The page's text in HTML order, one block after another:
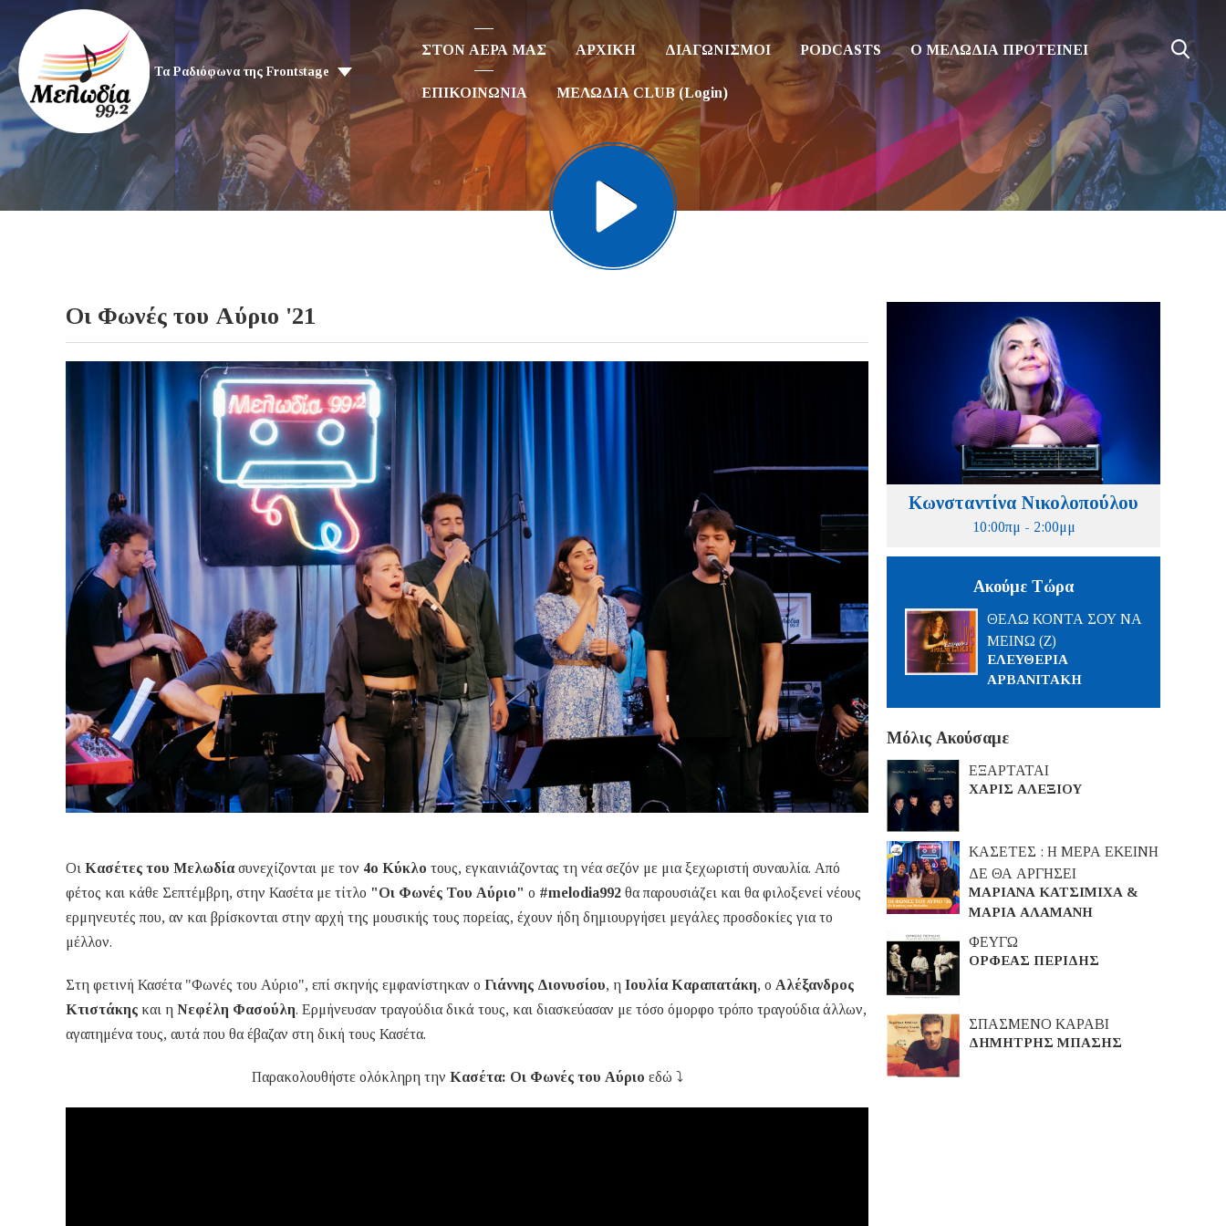
Τα Ραδιόφωνα της Frontstage
ΣΤΟΝ ΑΕΡΑ ΜΑΣ ΑΡΧΙΚΗ ΔΙΑΓΩΝΙΣΜΟΙ PODCASTS Ο ΜΕΛΩΔΙΑ ΠΡΟΤΕΙΝΕΙ
ΕΠΙΚΟΙΝΩΝΙΑ ΜΕΛΩΔΙΑ CLUB (Login)
Οι Φωνές του Αύριο '21
Οι Κασέτες του Μελωδία συνεχίζονται με τον 4ο Κύκλο τους, εγκαινιάζοντας τη νέα σεζόν με μια ξεχωριστή συναυλία. Από
φέτος και κάθε Σεπτέμβρη, στην Κασέτα με τίτλο "Οι Φωνές Του Αύριο" ο #melodia992 θα παρουσιάζει και θα φιλοξενεί νέους
ερμηνευτές που, αν και βρίσκονται στην αρχή της μουσικής τους πορείας, έχουν ήδη δημιουργήσει μεγάλες προσδοκίες για το
μέλλον.
Στη φετινή Κασέτα "Φωνές του Αύριο", επί σκηνής εμφανίστηκαν ο Γιάννης Διονυσίου, η Ιουλία Καραπατάκη, ο Αλέξανδρος
Κτιστάκης και η Νεφέλη Φασούλη. Ερμήνευσαν τραγούδια δικά τους, και διασκεύασαν με τόσο όμορφο τρόπο τραγούδια άλλων,
αγαπημένα τους, αυτά που θα έβαζαν στη δική τους Κασέτα.
Παρακολουθήστε ολόκληρη την Κασέτα: Οι Φωνές του Αύριο εδώ ⤵
Κωνσταντίνα Νικολοπούλου
10:00πμ - 2:00μμ
Ακούμε Τώρα
ΘΕΛΩ ΚΟΝΤΑ ΣΟΥ ΝΑ
ΜΕΙΝΩ (Ζ)
ΕΛΕΥΘΕΡΙΑ
ΑΡΒΑΝΙΤΑΚΗ
Μόλις Ακούσαμε
ΕΞΑΡΤΑΤΑΙ
ΧΑΡΙΣ ΑΛΕΞΙΟΥ
ΚΑΣΕΤΕΣ : Η ΜΕΡΑ ΕΚΕΙΝΗ
ΔΕ ΘΑ ΑΡΓΗΣΕΙ
ΜΑΡΙΑΝΑ ΚΑΤΣΙΜΙΧΑ &
ΜΑΡΙΑ ΑΛΑΜΑΝΗ
ΦΕΥΓΩ
ΟΡΦΕΑΣ ΠΕΡΙΔΗΣ
ΣΠΑΣΜΕΝΟ ΚΑΡΑΒΙ
ΔΗΜΗΤΡΗΣ ΜΠΑΣΗΣ